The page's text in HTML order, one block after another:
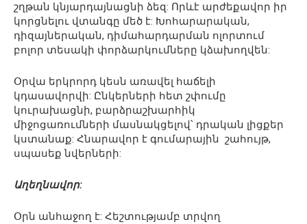
շղթան կնյարդայնացնի ձեզ: Որևէ արժեքավոր իր
կորցնելու վտանգը մեծ է: Խոհարարական,
դիզայներական, դիմահարդարման ոլորտում
բոլոր տեսակի փորձարկումները կձախողվեն:
Օրվա երկրորդ կեսն առավել հաճելի
կդասավորվի: Ընկերների հետ շփումը
կուրախացնի, բարձրաշխարհիկ
միջոցառումների մասնակցելով՝ դրական լիցքեր
կստանաք: Հնարավոր է գումարային շահույթ,
սպասեք նվերների:
Աղեղնավոր:
Օրն անհաջող է: Հեշտությամբ տրվող